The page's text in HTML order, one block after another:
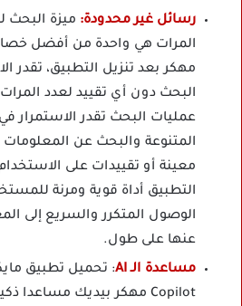
رسائل غير محدودة: ميزة البحث
مهكر بعد تنزيل التطبيق، تقدر
البحث دون أي تقييد لعدد المرات
عمليات البحث تقدر
المتنوعة والبحث عن
معينة أو تقييدات على
التطبيق أداة قوية ومرنة
الوصول المتكرر والسريع إلى
عنها على طول.
مساعدة الـ AI
: تحميل تطبيق